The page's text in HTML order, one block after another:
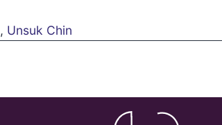
, Unsuk Chin